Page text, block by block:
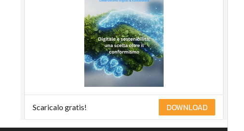
Scaricalo gratis! DOWNLOAD